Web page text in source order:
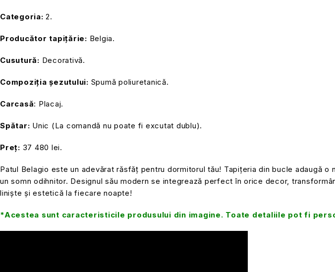
Categoria:2.
Producător tapițărie: Belgia.
Cusutură: Decorativă.
Compoziția șezutului: Spumă poliuretanică.
Carcasă: Placaj.
Spătar: Unic (La comandă nu poate fi excutat dublu).
Preț: 37 480 lei.
Patul Belagio este un adevărat răsfăț pentru dormitorul tău! Tapițeria din bucle adaugă
un somn odihnitor. Designul său modern se integrează perfect în orice decor,
liniște și estetică la fiecare noapte!
*Acestea sunt caracteristicile produsului din imagine. Toate detaliile pot fi